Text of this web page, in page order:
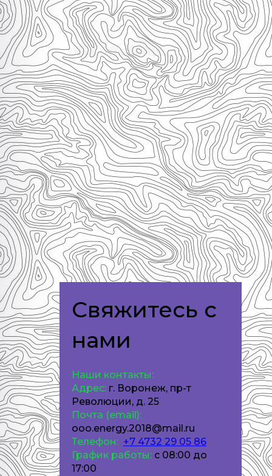
Свяжитесь с
нами
Наши контакты:
Адрес: г. Воронеж, пр-т
Революции, д. 25
Почта (email):
ooo.energy.2018@mail.ru
Телефон: +7 4732 29 05 86
График работы: с 08:00 до
17:00